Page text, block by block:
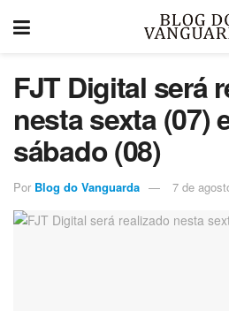
FJT Digital será
nesta sexta (07)
sábado (08)
Por Blog do Vanguarda 7 de